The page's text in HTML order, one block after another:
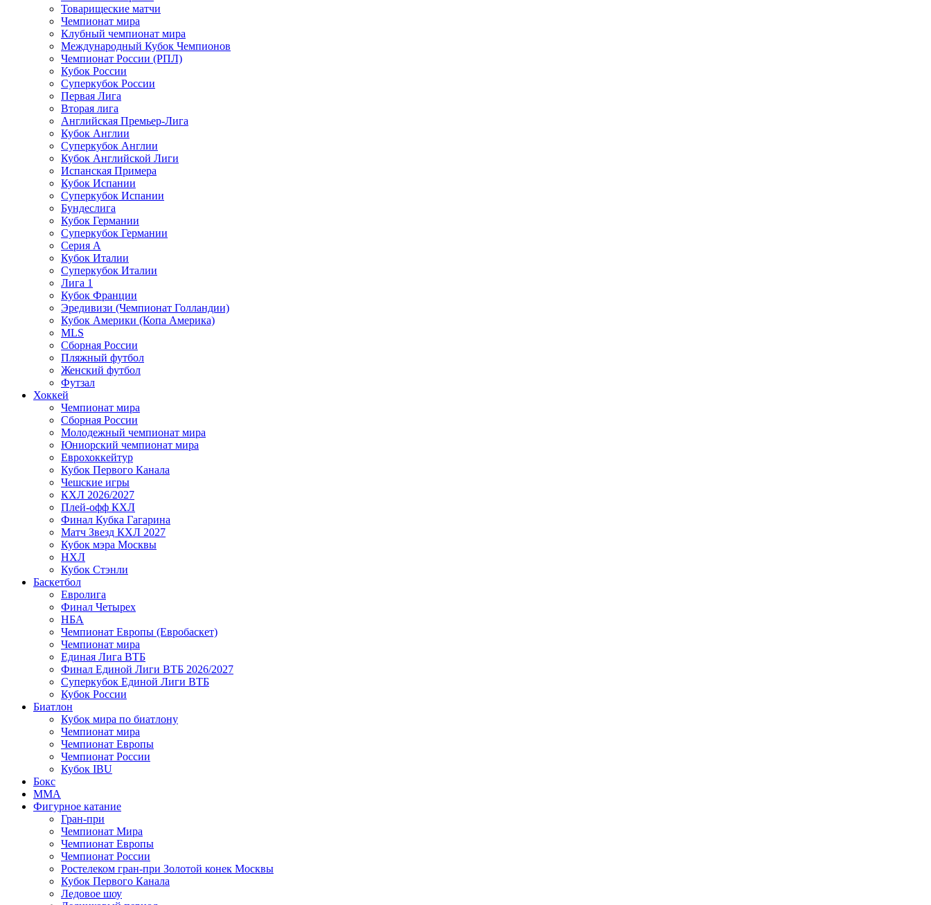
Товарищеские матчи
Чемпионат мира
Клубный чемпионат мира
Международный Кубок Чемпионов
Чемпионат России (РПЛ)
Кубок России
Суперкубок России
Первая Лига
Вторая лига
Английская Премьер-Лига
Кубок Англии
Суперкубок Англии
Кубок Английской Лиги
Испанская Примера
Кубок Испании
Суперкубок Испании
Бундеслига
Кубок Германии
Суперкубок Германии
Серия А
Кубок Италии
Суперкубок Италии
Лига 1
Кубок Франции
Эредивизи (Чемпионат Голландии)
Кубок Америки (Копа Америка)
MLS
Сборная России
Пляжный футбол
Женский футбол
Футзал
Хоккей
Чемпионат мира
Сборная России
Молодежный чемпионат мира
Юниорский чемпионат мира
Еврохоккейтур
Кубок Первого Канала
Чешские игры
КХЛ 2026/2027
Плей-офф КХЛ
Финал Кубка Гагарина
Матч Звезд КХЛ 2027
Кубок мэра Москвы
НХЛ
Кубок Стэнли
Баскетбол
Евролига
Финал Четырех
НБА
Чемпионат Европы (Евробаскет)
Чемпионат мира
Единая Лига ВТБ
Финал Единой Лиги ВТБ 2026/2027
Суперкубок Единой Лиги ВТБ
Кубок России
Биатлон
Кубок мира по биатлону
Чемпионат мира
Чемпионат Европы
Чемпионат России
Кубок IBU
Бокс
MMA
Фигурное катание
Гран-при
Чемпионат Мира
Чемпионат Европы
Чемпионат России
Ростелеком гран-при Золотой конек Москвы
Кубок Первого Канала
Ледовое шоу